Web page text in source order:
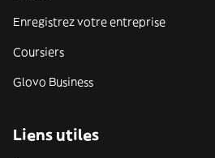
Enregistrez votre entreprise
Coursiers
Glovo Business
Liens utiles